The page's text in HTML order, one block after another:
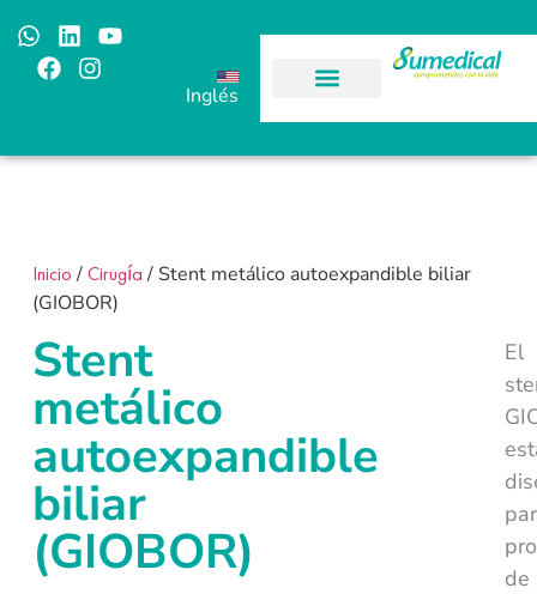
Inglés
Inicio/Cirugía/ Stent metálico autoexpandible biliar
(GIOBOR)
Stent
metálico
autoexpandible
biliar
(GIOBOR)
El
de